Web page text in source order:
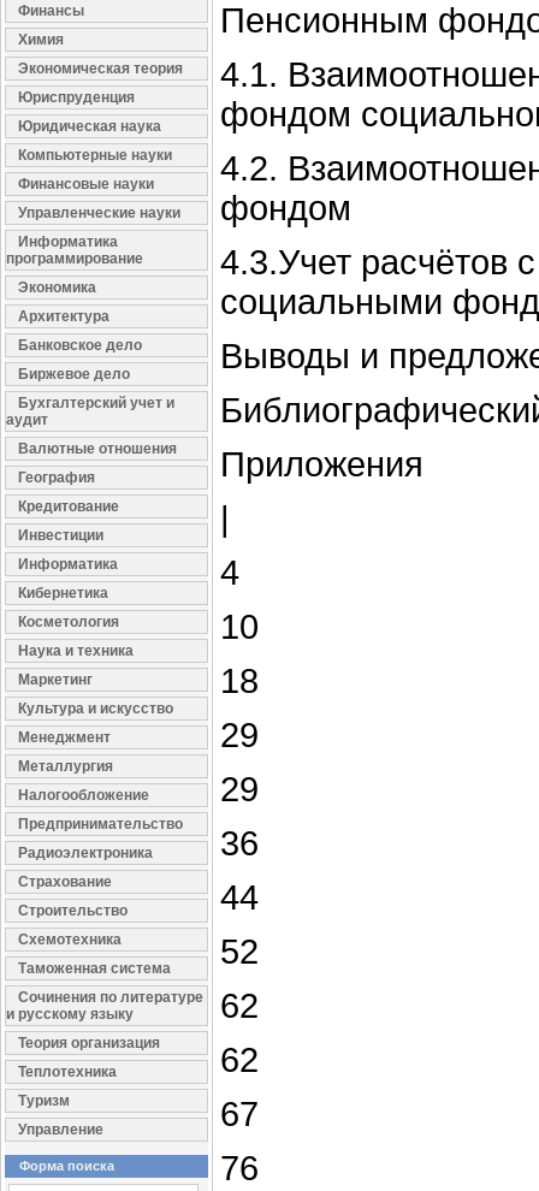
Финансы
Химия
Экономическая теория
Юриспруденция
Юридическая наука
Компьютерные науки
Финансовые науки
Управленческие науки
Информатика
программирование
Экономика
Архитектура
Банковское дело
Биржевое дело
Бухгалтерский учет и
аудит
Валютные отношения
География
Кредитование
Инвестиции
Информатика
Кибернетика
Косметология
Наука и техника
Маркетинг
Культура и искусство
Менеджмент
Металлургия
Налогообложение
Предпринимательство
Радиоэлектроника
Страхование
Строительство
Схемотехника
Таможенная система
Сочинения по литературе
и русскому языку
Теория организация
Теплотехника
Туризм
Управление
Форма поиска
Пенсионным
4.1.
фондом
4.2.
фондом
4.3.Учет расчётов
социальными
Выводы и
Приложения
4
10
18
29
29
36
44
52
62
62
67
76